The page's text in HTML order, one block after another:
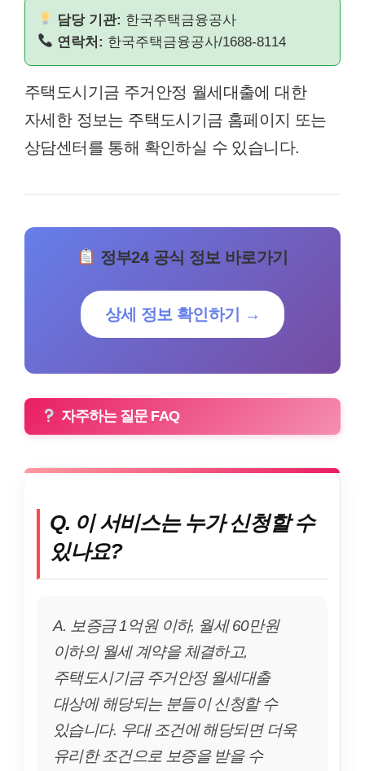
담당 기관: 한국주택금융공사
연락처: 한국주택금융공사/1688-8114
주택도시기금 주거안정 월세대출에 대한
자세한 정보는 주택도시기금 홈페이지 또는
상담센터를 통해 확인하실 수 있습니다.
정부24 공식 정보 바로가기
상세 정보 확인하기 →
자주하는 질문 FAQ
Q. 이 서비스는 누가 신청할 수
있나요?
A. 보증금 1억원 이하, 월세 60만원
이하의 월세 계약을 체결하고,
주택도시기금 주거안정 월세대출
대상에 해당되는 분들이 신청할 수
있습니다. 우대 조건에 해당되면 더욱
유리한 조건으로 보증을 받을 수